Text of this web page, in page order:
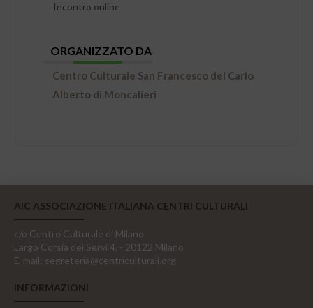
Incontro online
ORGANIZZATO DA
Centro Culturale San Francesco del Carlo
Alberto di Moncalieri
AIC ASSOCIAZIONE ITALIANA CENTRI CULTURALI
c/o Centro Culturale di Milano
Largo Corsia dei Servi 4, - 20122 Milano
E-mail: segreteria@centriculturali.org
INFORMAZIONI